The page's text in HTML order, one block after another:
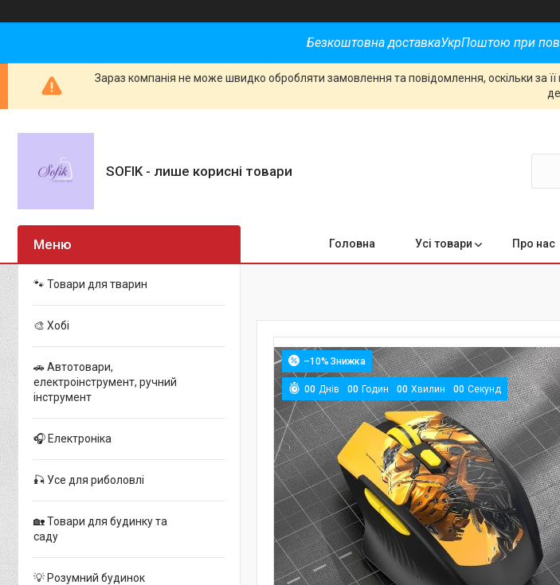
Безкоштовна доставкаУкрПоштою при
Зараз компанія не може швидко обробляти замовлення та повідомлення, оскільки за
SOFIK - лише корисні товари
Головна Усі товари Про нас
–10%
00 Днів 00 Годин 00 Хвилин 00 Секунд
🐾 Товари для тварин
🎨 Хобі
🚗 Автотовари,
електроінструмент, ручний
інструмент
🎧 Електроніка
🎣 Усе для риболовлі
🏡 Товари для будинку та
саду
💡 Розумний будинок